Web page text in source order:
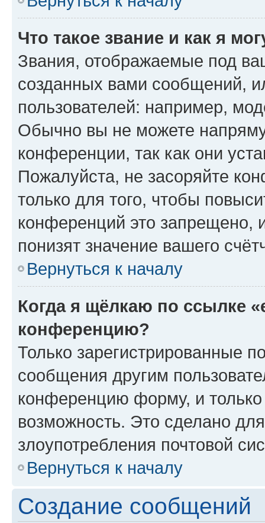
Что такое звание и как я
Звания, отображаемые под
созданных вами сообщений,
пользователей: например,
Обычно вы не можете
конференции, так как они
Пожалуйста, не засоряйте
только для того, чтобы
конференций это запрещено,
понизят значение вашего
Вернуться к началу
Когда я щёлкаю по ссылке
конференцию?
Только зарегистрированные
сообщения другим
конференцию форму, и
возможность. Это сделано
злоупотребления почтовой
Вернуться к началу
Создание сообщений